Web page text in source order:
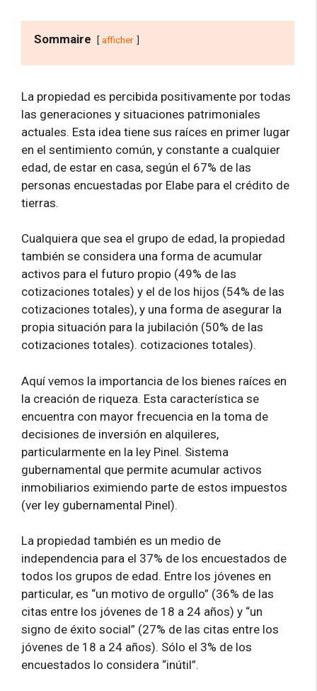
Sommaire afficher
La propiedad es percibida positivamente por todas
las generaciones y situaciones patrimoniales
actuales. Esta idea tiene sus raíces en primer lugar
en el sentimiento común, y constante a cualquier
edad, de estar en casa, según el 67% de las
personas encuestadas por Elabe para el crédito de
tierras.
Cualquiera que sea el grupo de edad, la propiedad
también se considera una forma de acumular
activos para el futuro propio (49% de las
cotizaciones totales) y el de los hijos (54% de las
cotizaciones totales), y una forma de asegurar la
propia situación para la jubilación (50% de las
cotizaciones totales). cotizaciones totales).
Aquí vemos la importancia de los bienes raíces en
la creación de riqueza. Esta característica se
encuentra con mayor frecuencia en la toma de
decisiones de inversión en alquileres,
particularmente en la ley Pinel. Sistema
gubernamental que permite acumular activos
inmobiliarios eximiendo parte de estos impuestos
(ver ley gubernamental Pinel).
La propiedad también es un medio de
independencia para el 37% de los encuestados de
todos los grupos de edad. Entre los jóvenes en
particular, es “un motivo de orgullo” (36% de las
citas entre los jóvenes de 18 a 24 años) y “un
signo de éxito social” (27% de las citas entre los
jóvenes de 18 a 24 años). Sólo el 3% de los
encuestados lo considera “inútil”.